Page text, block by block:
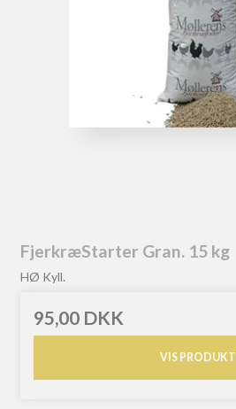
FjerkræStarter Gran. 15 kg
HØ Kyll.
95,00 DKK
VIS PRODUKT